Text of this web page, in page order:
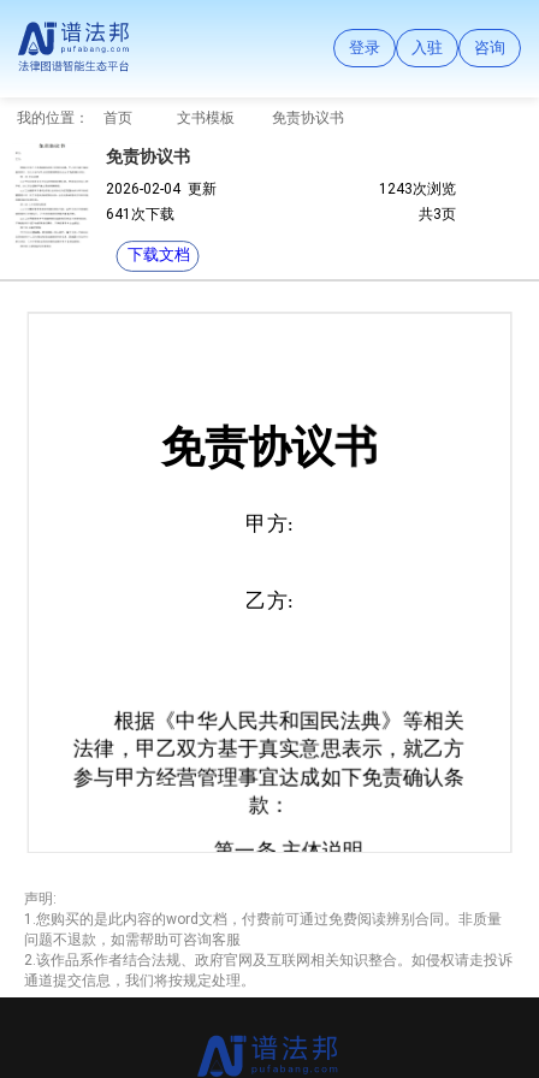
登录 入驻 咨询
我的位置： 首页 文书模板 免责协议书
免责协议书
2026-02-04 更新
1243次浏览
641次下载
共3页
下载文档
免责协议书
甲方:
乙方:
根据《中华人民共和国民法典》等相关
法律，甲乙双方基于真实意思表示，就乙方
参与甲方经营管理事宜达成如下免责确认条
款：
第一条 主体说明
主体，享有独立的法人财产权，并以其全部
财产独立承担民事责任。
1.2乙方接受甲方委托/安排，在本协议
不因此构成劳动关系、合伙关系或任何形式
声明:
1.您购买的是此内容的word文档，付费前可通过免费阅读辨别合同。非质量
问题不退款，如需帮助可咨询客服
2.该作品系作者结合法规、政府官网及互联网相关知识整合。如侵权请走投诉
通道提交信息，我们将按规定处理。